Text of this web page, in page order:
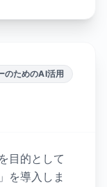
のためのAI活用
目的として
を導入しま